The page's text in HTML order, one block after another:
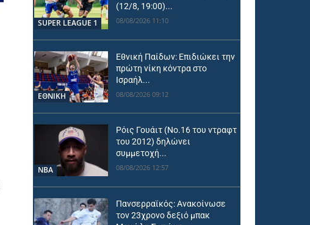
SUPER LEAGUE 1
(12/8, 19:00)...
08/08/2026 11:10
ΕΘΝΙΚΉ
Εθνική Παίδων: Επιδιώκει την
πρώτη νίκη κόντρα στο
Ισραήλ...
08/08/2026 09:12
NBA
Ρόις Γουάιτ (Νο.16 του ντραφτ
του 2012) δηλώνει
συμμετοχή...
08/08/2026 12:57
Πανσερραϊκός: Ανακοίνωσε
τον 23χρονο δεξιό μπακ